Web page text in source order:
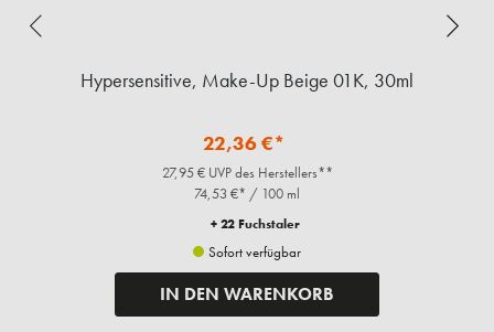
Hypersensitive, Make-Up Beige 01K, 30ml
22,36 €*
27,95 € UVP des Herstellers**
74,53 €* / 100 ml
+ 22 Fuchstaler
Sofort verfügbar
IN DEN WARENKORB